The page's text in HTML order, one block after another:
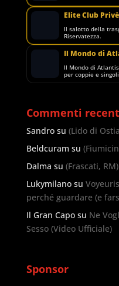
Elite Club Privè
Il salotto della
Riservatezza.
Il Mondo di
Il Mondo di
per coppie e
Commenti
Sandrosu (Lido di
Beldcuram su
Dalma su (Frascati,
Lukymilanosu
perché guardare (e
Il Gran Caposu Ne
Sesso (Video Ufficiale)
Sponsor